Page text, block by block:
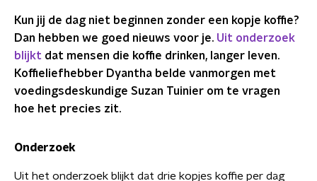
Kun jij de dag niet beginnen zonder een kopje koffie?
Dan hebben we goed nieuws voor je. Uit onderzoek
blijkt dat mensen die koffie drinken, langer leven.
Koffieliefhebber Dyantha belde vanmorgen met
voedingsdeskundige Suzan Tuinier om te vragen
hoe het precies zit.
Onderzoek
Uit het onderzoek blijkt dat drie kopjes koffie per dag